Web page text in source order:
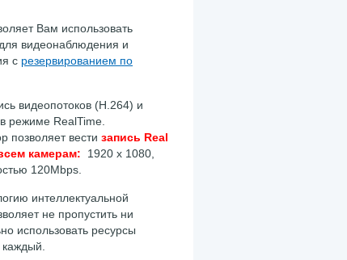
Вам использовать
видеонаблюдения и
с резервированием по
видеопотоков (H.264) и
режиме RealTime.
позволяет вести запись Real
камерам:
1920 x 1080,
120Mbps.
интеллектуальной
не пропустить ни
использовать ресурсы